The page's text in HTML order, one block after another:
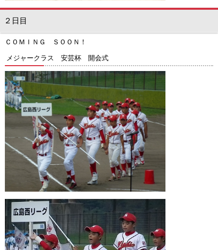
２日目
ＣＯＭＩＮＧ ＳＯＯＮ！
メジャークラス 安芸杯 開会式